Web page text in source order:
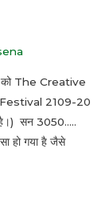
The Creative
Festival 2109-20
है।) सन 3050…..
हो गया है जैसे